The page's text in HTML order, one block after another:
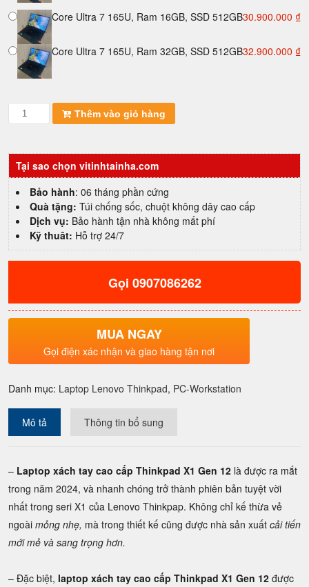
Core Ultra 7 165U, Ram 16GB, SSD 512GB30.900.000 ₫
Core Ultra 7 165U, Ram 32GB, SSD 512GB32.900.000 ₫
Laptop
xách
cao
cấp
Lenovo
Thinkpad
X1
Gen
12
Ultra
32GB|
số
Thêm vào giỏ hàng
Tại sao chọn vitinhtainha.com
Bảo hành: 06 tháng phần cứng
Quà tặng: Túi chống sốc, chuột không dây cao cấp
Dịch vụ: Bảo hành tận nhà không mất phí
Kỹ thuât: Hỗ trợ 24/7
Gọi 0907086262
MUA NGAY
Gọi điện xác nhận và giao hàng tận nơi
Danh mục: Laptop Lenovo Thinkpad, PC-Workstation
Mô tả Thông tin bổ sung
– Laptop xách tay cao cấp Thinkpad X1 Gen 12 là được ra mắt
trong năm 2024, và nhanh chóng trở thành phiên bản tuyệt vời
nhất trong seri X1 của Lenovo Thinkpap. Không chỉ kế thừa vẻ
ngoài mỏng nhẹ, mà trong thiết kế cũng được nhà sản xuất cải tiến
mới mẻ và sang trọng hơn.
– Đặc biệt, laptop xách tay cao cấp Thinkpad X1 Gen 12 được